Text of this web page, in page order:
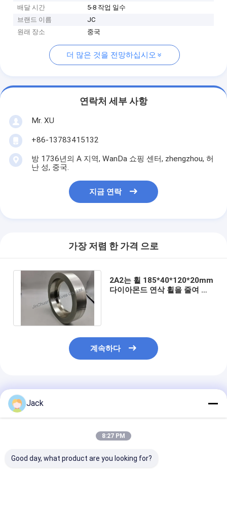
배달 시간
5-8 작업 일수
브랜드 이름
JC
원래 장소
중국
더 많은 것을 전망하십시오
연락처 세부 사항
Mr. XU
+86-13783415132
방 1736년의 A 지역, WanDa 쇼핑 센터, zhengzhou, 허
난 성, 중국.
지금 연락
가장 저렴 한 가격 으로
2A2는 휠 185*40*120*20mm
다이아몬드 연삭 휠을 줄여 계
계속하다
추천된 제품
Jack
8:27 PM
Good day, what product are you looking for?